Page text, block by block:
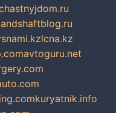
lcna.kz
avtoguru.net
kuryatnik.info